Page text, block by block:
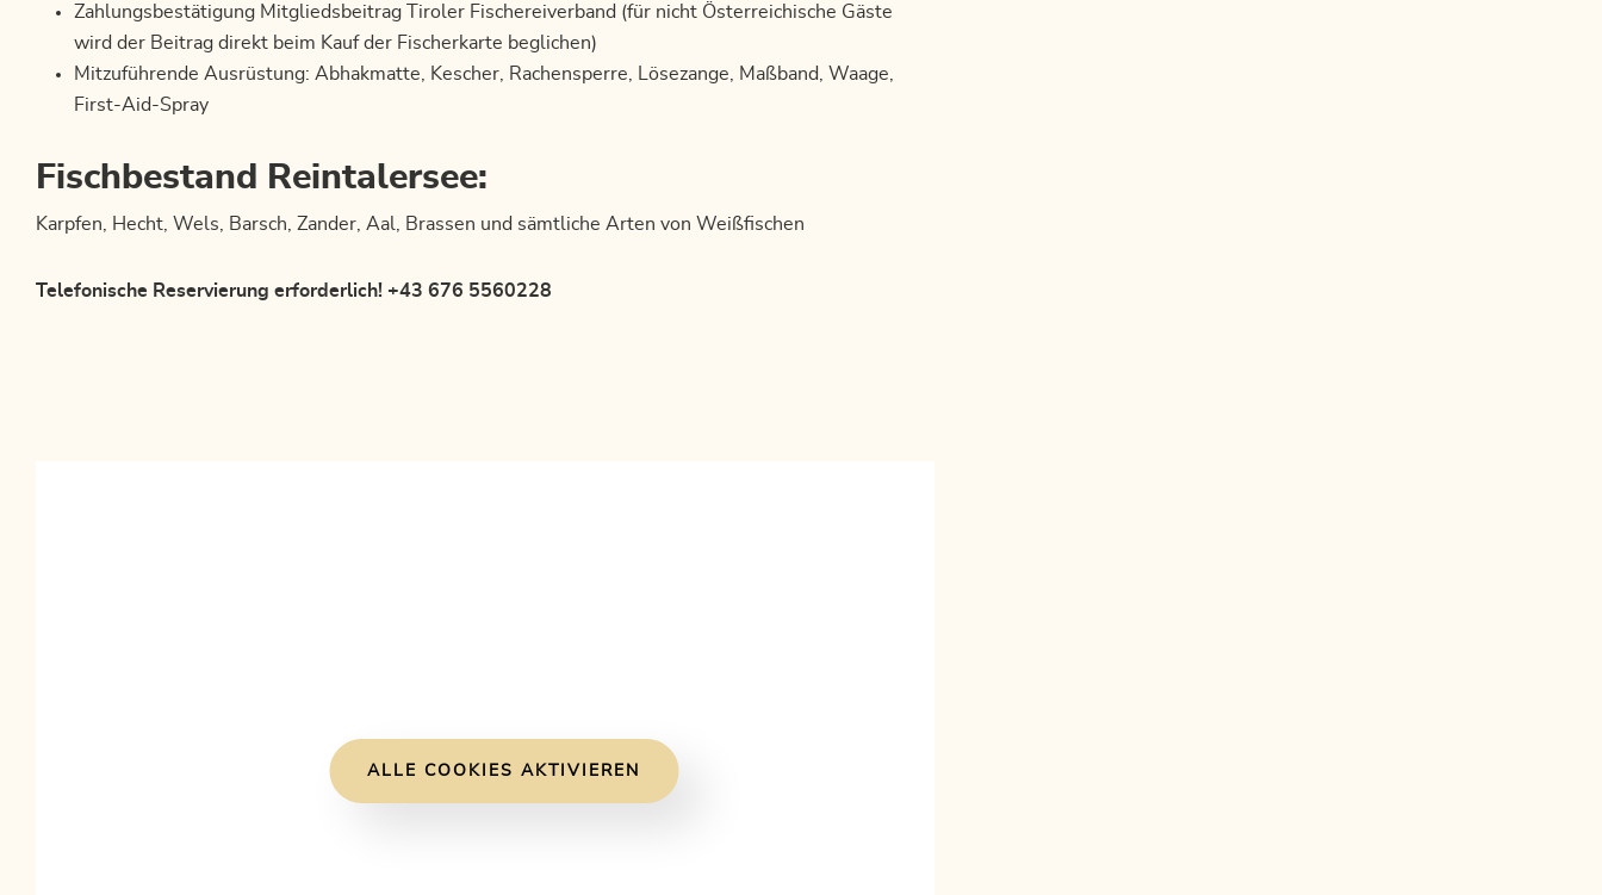
Zahlungsbestätigung Mitgliedsbeitrag Tiroler Fischereiverband (für nicht Österreichische Gäste
wird der Beitrag direkt beim Kauf der Fischerkarte beglichen)
Mitzuführende Ausrüstung: Abhakmatte, Kescher, Rachensperre, Lösezange, Maßband, Waage,
First-Aid-Spray
Fischbestand Reintalersee:
Karpfen, Hecht, Wels, Barsch, Zander, Aal, Brassen und sämtliche Arten von Weißfischen
Telefonische Reservierung erforderlich! +43 676 5560228
ALLE COOKIES AKTIVIEREN